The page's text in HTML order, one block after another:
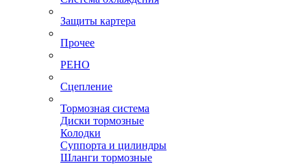
Защиты картера
Прочее
РЕНО
Сцепление
Тормозная система
Диски тормозные
Колодки
Суппорта и цилиндры
Шланги тормозные